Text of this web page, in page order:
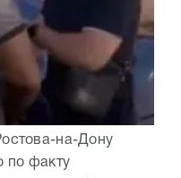
на-Дону
по факту